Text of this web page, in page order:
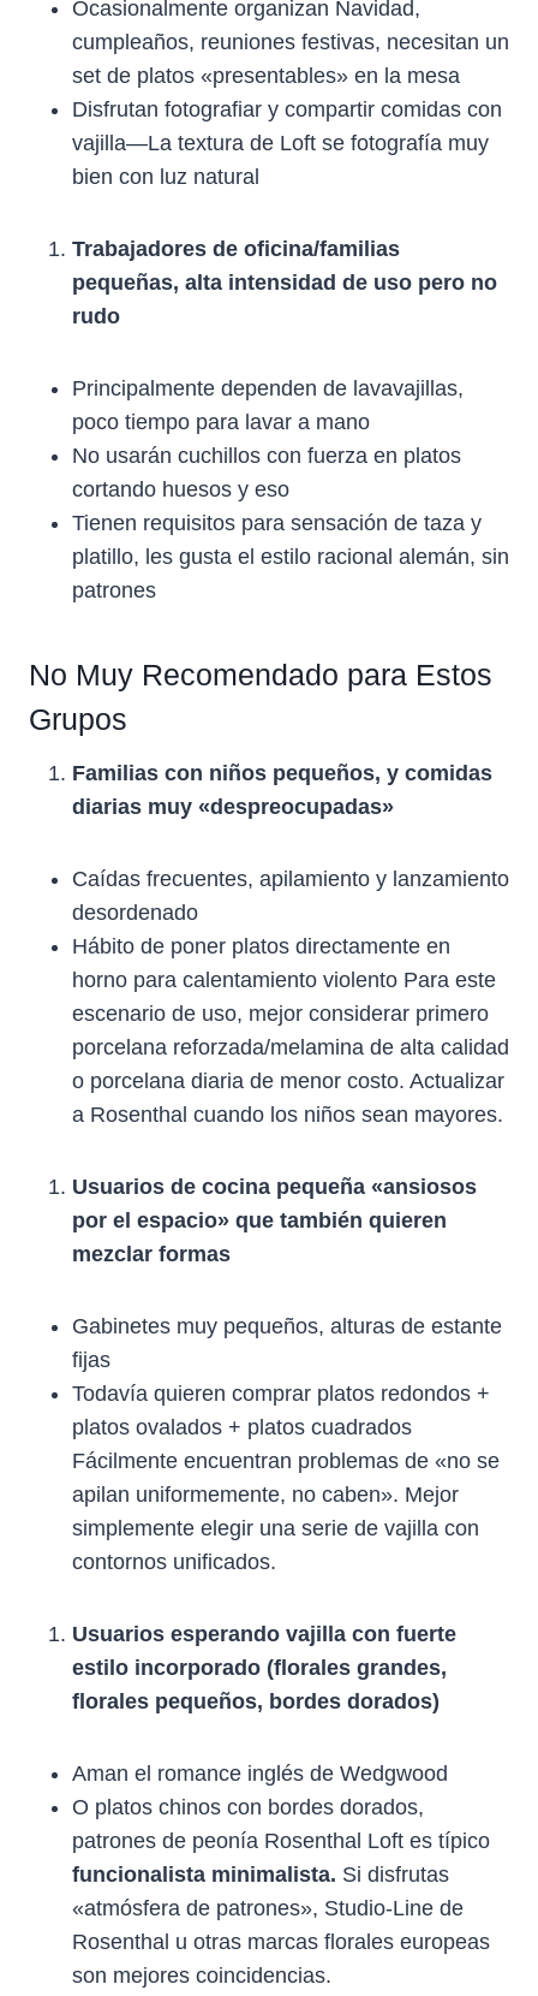
Ocasionalmente organizan Navidad,
cumpleaños, reuniones festivas, necesitan un
set de platos «presentables» en la mesa
Disfrutan fotografiar y compartir comidas con
vajilla—La textura de Loft se fotografía muy
bien con luz natural
Trabajadores de oficina/familias
pequeñas, alta intensidad de uso pero no
rudo
Principalmente dependen de lavavajillas,
poco tiempo para lavar a mano
No usarán cuchillos con fuerza en platos
cortando huesos y eso
Tienen requisitos para sensación de taza y
platillo, les gusta el estilo racional alemán, sin
patrones
No Muy Recomendado para Estos
Grupos
Familias con niños pequeños, y comidas
diarias muy «despreocupadas»
Caídas frecuentes, apilamiento y lanzamiento
desordenado
Hábito de poner platos directamente en
horno para calentamiento violento Para este
escenario de uso, mejor considerar primero
porcelana reforzada/melamina de alta calidad
o porcelana diaria de menor costo. Actualizar
a Rosenthal cuando los niños sean mayores.
Usuarios de cocina pequeña «ansiosos
por el espacio» que también quieren
mezclar formas
Gabinetes muy pequeños, alturas de estante
fijas
Todavía quieren comprar platos redondos +
platos ovalados + platos cuadrados
Fácilmente encuentran problemas de «no se
apilan uniformemente, no caben». Mejor
simplemente elegir una serie de vajilla con
contornos unificados.
Usuarios esperando vajilla con fuerte
estilo incorporado (florales grandes,
florales pequeños, bordes dorados)
Aman el romance inglés de Wedgwood
O platos chinos con bordes dorados,
patrones de peonía Rosenthal Loft es típico
funcionalista minimalista. Si disfrutas
«atmósfera de patrones», Studio-Line de
Rosenthal u otras marcas florales europeas
son mejores coincidencias.